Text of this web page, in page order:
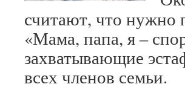
считают, что нужно
«Мама, папа, я –
захватывающие
всех членов семьи.